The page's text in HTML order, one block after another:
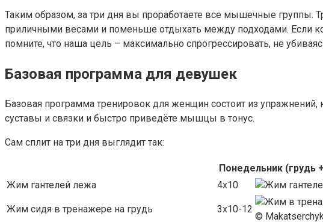
Таким образом, за три дня вы проработаете все мышечные группы.
приличными весами и поменьше отдыхать между подходами. Если
помните, что наша цель – максимально спрогрессировать, не
Базовая программа для девушек
Базовая программа тренировок для женщин состоит из
суставы и связки и быстро приведёте мышцы в тонус.
Сам сплит на три дня выглядит так:
Понедельник (грудь
Жим гантелей лежа
4х10
Жим сидя в тренажере на грудь 3х10-12
©